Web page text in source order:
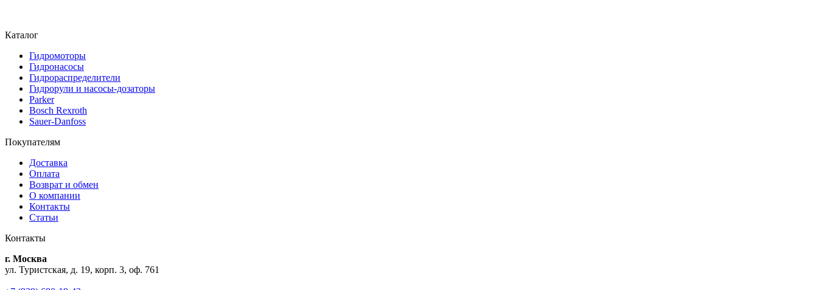
Каталог
Гидромоторы
Гидронасосы
Гидрораспределители
Гидрорули и насосы-дозаторы
Parker
Bosch Rexroth
Sauer-Danfoss
Покупателям
Доставка
Оплата
Возврат и обмен
О компании
Контакты
Статьи
Контакты
г. Москва
ул. Туристская, д. 19, корп. 3, оф. 761